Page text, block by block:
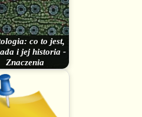
co to jest,
i jej historia -
Znaczenia